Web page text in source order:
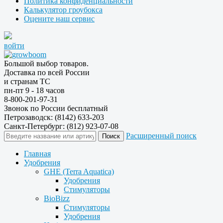
Калькулятор гроубокса
Оцените наш сервис
войти
Большой выбор товаров.
Доставка по всей России
и странам ТС
пн-пт 9 - 18 часов
8-800-201-97-31
Звонок по России бесплатный
Петрозаводск: (8142) 633-203
Санкт-Петербург: (812) 923-07-08
Расширенный поиск
Главная
Удобрения
GHE (Terra Aquatica)
Удобрения
Стимуляторы
BioBizz
Стимуляторы
Удобрения